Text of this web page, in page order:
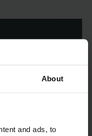
About
and ads, to